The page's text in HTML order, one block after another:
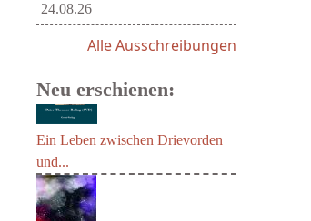
24.08.26
Alle Ausschreibungen
Neu erschienen:
Ein Leben zwischen Drievorden